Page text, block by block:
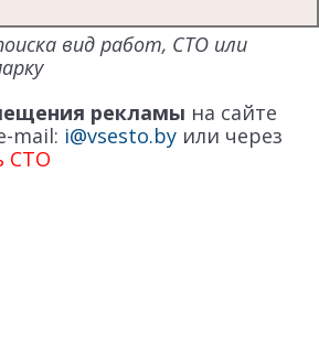
вид работ, СТО или
рекламы на сайте
mail: i@vsesto.by или через
СТО